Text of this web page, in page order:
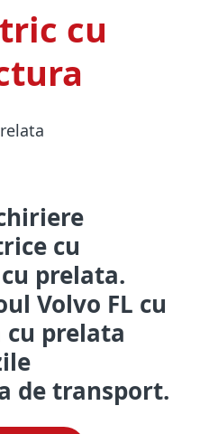
cu
cu
prelata.
Volvo FL cu
prelata
de transport.